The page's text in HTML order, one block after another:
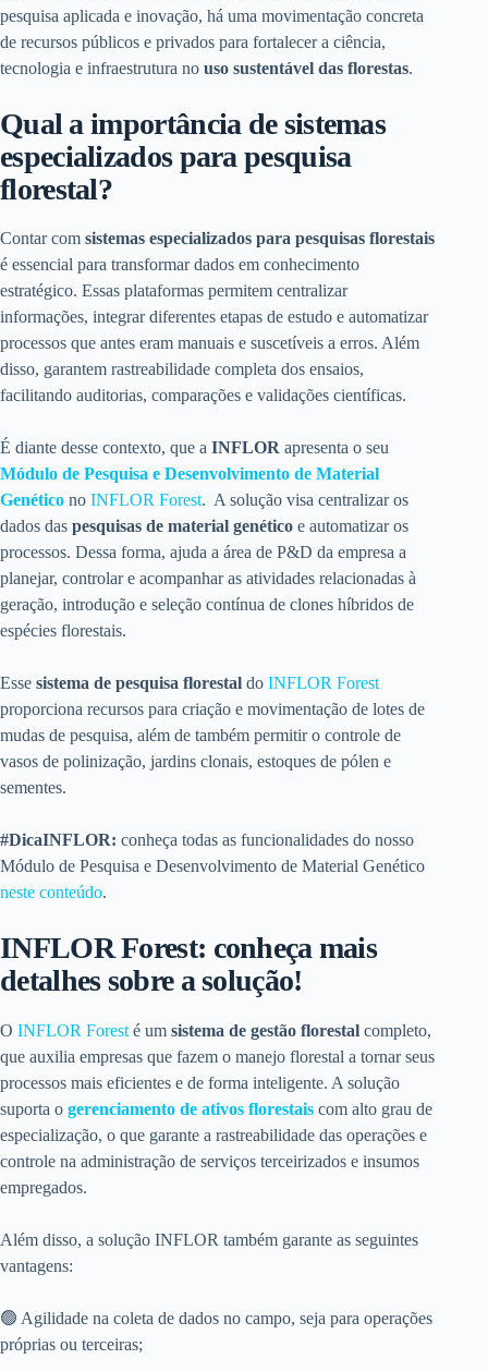
pesquisa aplicada e inovação, há uma movimentação concreta
de recursos públicos e privados para fortalecer a ciência,
tecnologia e infraestrutura no uso sustentável das florestas.
Qual a importância de sistemas
especializados para pesquisa
florestal?
Contar com sistemas especializados para pesquisas florestais
é essencial para transformar dados em conhecimento
estratégico. Essas plataformas permitem centralizar
informações, integrar diferentes etapas de estudo e automatizar
processos que antes eram manuais e suscetíveis a erros. Além
disso, garantem rastreabilidade completa dos ensaios,
facilitando auditorias, comparações e validações científicas.
É diante desse contexto, que a INFLOR apresenta o seu
Módulo de Pesquisa e Desenvolvimento de Material
Genético no INFLOR Forest. A solução visa centralizar os
dados das pesquisas de material genético e automatizar os
processos. Dessa forma, ajuda a área de P&D da empresa a
planejar, controlar e acompanhar as atividades relacionadas à
geração, introdução e seleção contínua de clones híbridos de
espécies florestais.
Esse sistema de pesquisa florestal do INFLOR Forest
proporciona recursos para criação e movimentação de lotes de
mudas de pesquisa, além de também permitir o controle de
vasos de polinização, jardins clonais, estoques de pólen e
sementes.
#DicaINFLOR: conheça todas as funcionalidades do nosso
Módulo de Pesquisa e Desenvolvimento de Material Genético
neste conteúdo.
INFLOR Forest: conheça mais
detalhes sobre a solução!
O INFLOR Forest é um sistema de gestão florestal completo,
que auxilia empresas que fazem o manejo florestal a tornar seus
processos mais eficientes e de forma inteligente. A solução
suporta o gerenciamento de ativos florestais com alto grau de
especialização, o que garante a rastreabilidade das operações e
controle na administração de serviços terceirizados e insumos
empregados.
Além disso, a solução INFLOR também garante as seguintes
vantagens:
🟢 Agilidade na coleta de dados no campo, seja para operações
próprias ou terceiras;